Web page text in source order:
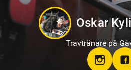
Hanna
Travtränare på